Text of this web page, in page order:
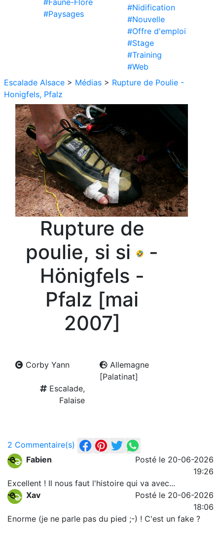
#Faune-Flore
#Paysages
#Nidification
#Nouvelle
#Offre d'emploi
#Stage
#Training
#Web
Escalade Alsace > Médias > Rupture de Poulie -
Honigfels, Pfalz
Rupture de
poulie, si si
-
Hönigfels -
Pfalz [mai
2007]
Corby Yann
Allemagne
[Palatinat]
Escalade,
Falaise
2 Commentaire(s)
Fabien
Posté le 20-06-2026
19:26
Excellent ! Il nous faut l'histoire qui va avec...
Xav
Posté le 20-06-2026
18:06
Enorme (je ne parle pas du pied ;-) ! C'est un fake ?